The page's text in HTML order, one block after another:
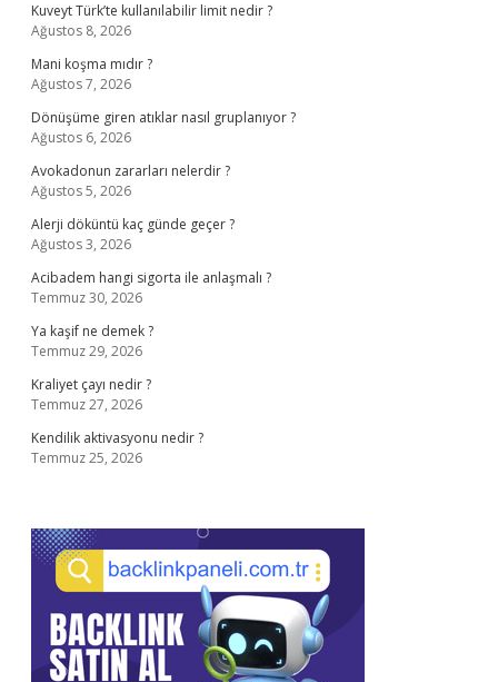
Kuveyt Türk’te kullanılabilir limit nedir ?
Ağustos 8, 2026
Mani koşma mıdır ?
Ağustos 7, 2026
Dönüşüme giren atıklar nasıl gruplanıyor ?
Ağustos 6, 2026
Avokadonun zararları nelerdir ?
Ağustos 5, 2026
Alerji döküntü kaç günde geçer ?
Ağustos 3, 2026
Acibadem hangi sigorta ile anlaşmalı ?
Temmuz 30, 2026
Ya kaşif ne demek ?
Temmuz 29, 2026
Kraliyet çayı nedir ?
Temmuz 27, 2026
Kendilik aktivasyonu nedir ?
Temmuz 25, 2026